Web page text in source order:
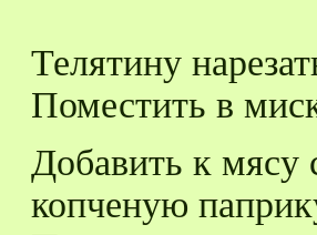
Телятину
Поместить в
Добавить к мясу
копченую